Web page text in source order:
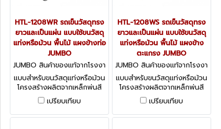
HTL-1208WR รถเข็นวัสดุทรง
ยาวและเป็นแผ่น แบบใช้ขนวัสดุ
แท่งหรือม้วน พื้นไม้ แผงข้างท่อ
JUMBO
JUMBO สินค้าของแท้จากโรงงา
นผู้ผลิต HTL-1208WR
แบบสำหรับขนวัสดุแท่งหรือม้วน
โครงสร้างผลิตจากเหล็กพ่นสี
ล้อ PU
เปรียบเทียบ
HTL-1208WS รถเข็นวัสดุทรง
ยาวและเป็นแผ่น แบบใช้ขนวัสดุ
แท่งหรือม้วน พื้นไม้ แผงข้าง
ตะแกรง JUMBO
JUMBO สินค้าของแท้จากโรงงา
นผู้ผลิต HTL-1208WS
แบบสำหรับขนวัสดุแท่งหรือม้วน
โครงสร้างผลิตจากเหล็กพ่นสี
ล้อ PU
เปรียบเทียบ